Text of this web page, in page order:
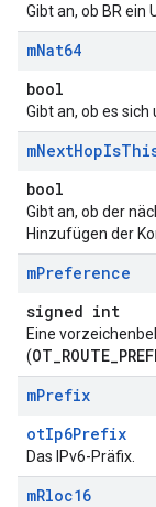
Gibt an, ob BR ein
mNat64
bool
Gibt an, ob es
mNextHopIs
bool
Gibt an, ob der
Hinzufügen der
mPreference
signed int
Eine
(
mPrefix
otIp6Prefix
Das IPv6-Präfix.
mRloc16